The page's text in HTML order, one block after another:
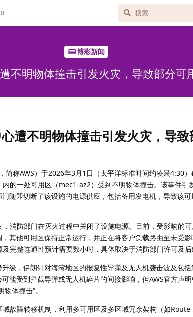
博彩新闻
不明物体撞击引发火灾，导致部分可
遭不明物体撞击引发火灾，导致
称AWS）于2026年3月1日（太平洋标准时间约凌晨4:30
的一处可用区（mec1-az2）受到不明物体撞击。该事件引
随即切断了该设施的电源供应，包括备用发电机，导致该
消防部门在灭火过程中关闭了设施电源。目前，受影响的
其他可用区保持正常运行，并正在将客户负载路由至未受
完整连通性预计需要数小时，具体取决于消防部门许可及后
级，伊朗针对海湾地区的报复性导弹及无人机袭击波及包
能受到拦截导弹或无人机碎片的间接影响，但AWS官方声
体撞击”。
故障转移机制，利用多可用区及多区域冗余架构（如